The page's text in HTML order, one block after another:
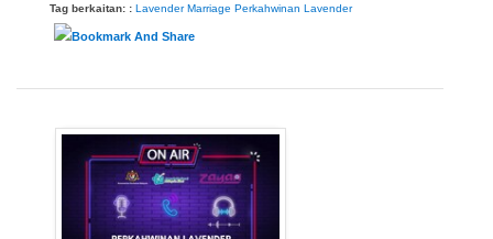
Tag berkaitan: : Lavender Marriage Perkahwinan Lavender